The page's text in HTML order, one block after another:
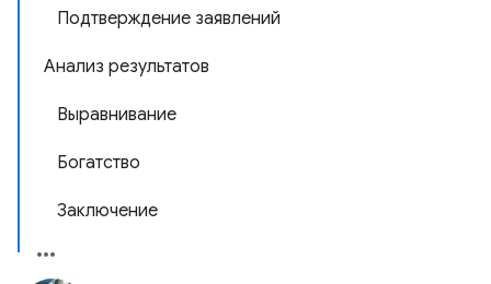
Подтверждение заявлений
Анализ результатов
Выравнивание
Богатство
Заключение